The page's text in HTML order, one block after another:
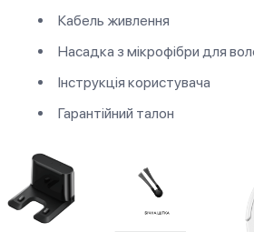
Кабель живлення
Насадка з мікрофібри для
Інструкція користувача
Гарантійний талон